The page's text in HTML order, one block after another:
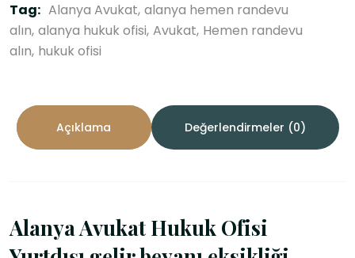
Tag: Alanya Avukat alanya hemen randevu
alın alanya hukuk ofisi Avukat Hemen randevu
alın hukuk ofisi
Açıklama Değerlendirmeler (0)
Alanya Avukat Hukuk Ofisi